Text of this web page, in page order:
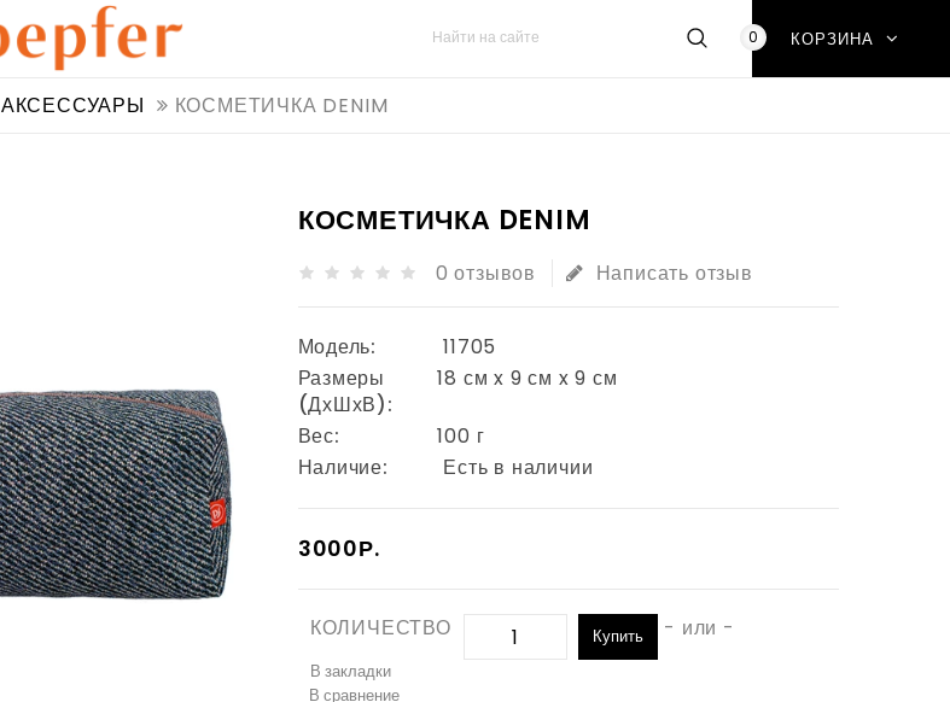
0 КОРЗИНА
АКСЕССУАРЫ КОСМЕТИЧКА DENIM
КОСМЕТИЧКА DENIM
0 отзывов Написать отзыв
Модель:
11705
Размеры
(ДхШхВ):
18 см x 9 см x 9 см
Вес:
100 г
Наличие:
Есть в наличии
3000Р.
КОЛИЧЕСТВО Купить - или -
В закладки
В сравнение